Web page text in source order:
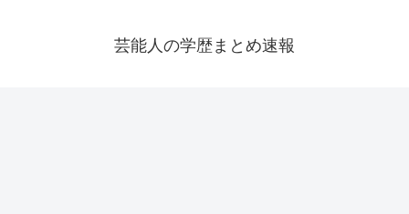
芸能人の学歴まとめ速報